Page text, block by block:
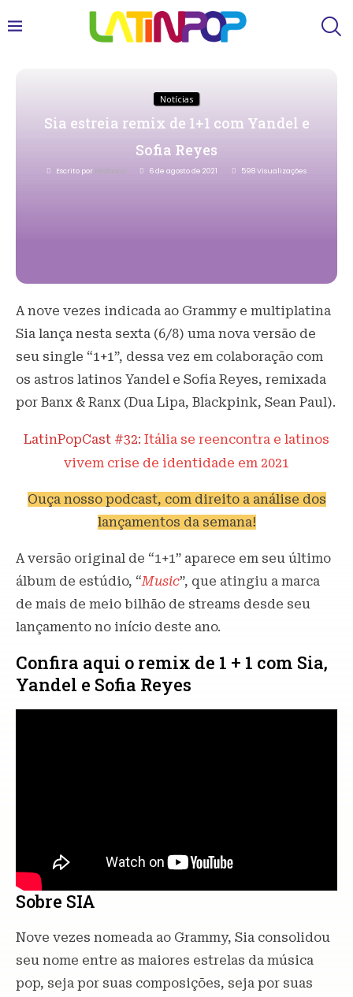
Notícias
Sia estreia remix de 1+1 com Yandel e
Sofia Reyes
Escrito por Redacao 6 de agosto de 2021 598Visualizações
A nove vezes indicada ao Grammy e multiplatina
Sia lança nesta sexta (6/8) uma nova versão de
seu single “1+1”, dessa vez em colaboração com
os astros latinos Yandel e Sofia Reyes, remixada
por Banx & Ranx (Dua Lipa, Blackpink, Sean Paul).
LatinPopCast #32: Itália se reencontra e latinos
vivem crise de identidade em 2021
Ouça nosso podcast, com direito a análise dos
lançamentos da semana!
A versão original de “1+1” aparece em seu último
álbum de estúdio, “Music”, que atingiu a marca
de mais de meio bilhão de streams desde seu
lançamento no início deste ano.
Confira aqui o remix de 1 + 1 com Sia,
Yandel e Sofia Reyes
Sobre SIA
Nove vezes nomeada ao Grammy, Sia consolidou
seu nome entre as maiores estrelas da música
pop, seja por suas composições, seja por suas